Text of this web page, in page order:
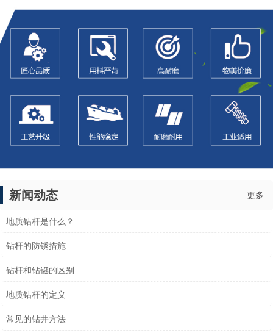
新闻动态 更多
地质钻杆是什么？
钻杆的防锈措施
钻杆和钻铤的区别
地质钻杆的定义
常见的钻井方法